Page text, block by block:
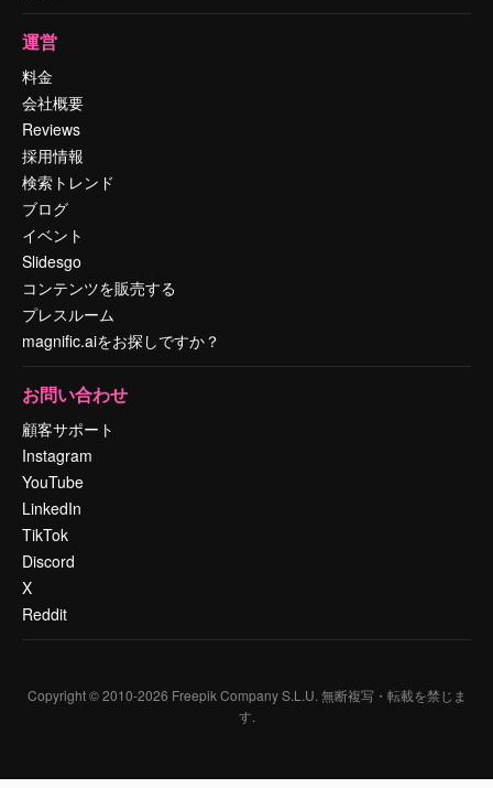
運営
料金
会社概要
Reviews
採用情報
検索トレンド
ブログ
イベント
Slidesgo
コンテンツを販売する
プレスルーム
magnific.aiをお探しですか？
お問い合わせ
顧客サポート
Instagram
YouTube
LinkedIn
TikTok
Discord
X
Reddit
Copyright © 2010-2026 Freepik Company S.L.U. 無断複写・転載を禁じま
す.